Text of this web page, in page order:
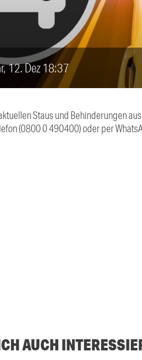
12. Dez 18:37
Staus und Behinderungen
(0800 0 490400) oder per
AUCH